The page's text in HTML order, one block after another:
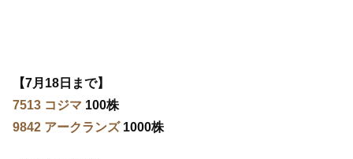
【7月18日まで】
7513 コジマ 100株
9842 アークランズ1000株